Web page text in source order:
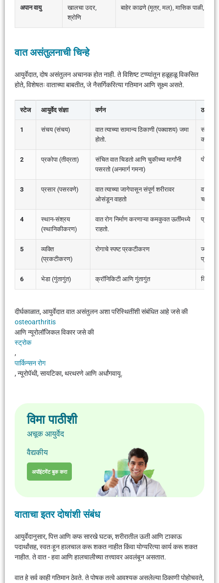
अपान वायु
खालचा उदर,
श्रोणि
बाहेर काढणे (मूत्र, मल), मासिक पाळी,
वात असंतुलनाची चिन्हे
आयुर्वेदात, दोष असंतुलन अचानक होत नाही. ते विशिष्ट टप्प्यांतून हळूहळू विकसित
होते, विशेषतः वाताच्या बाबतीत, जे नैसर्गिकरित्या गतिमान आणि सूक्ष्म असते.
स्टेज आयुर्वेद संज्ञा वर्णन
1 संचय (संचय)
वात त्याच्या सामान्य ठिकाणी (पक्वाशय) जमा
होतो.
सौम्य
2 प्रकोपा (तीव्रता)
संचित वात चिडतो आणि चुकीच्या मार्गांनी
पसरतो (अनमार्ग गमना)
3 प्रसार (पसरवणे)
वात त्याच्या जागेपासून संपूर्ण शरीरावर
ओसंडून वाहतो
वात
चक्कर
4
स्थान-संश्रय
(स्थानिकीकरण)
वात रोग निर्माण करणाऱ्या कमकुवत ऊतींमध्ये
राहतो.
5
व्यक्ति
(प्रकटीकरण)
रोगाचे स्पष्ट प्रकटीकरण
प्रकारे
6 भेडा (गुंतागुंत) क्रॉनिकिटी आणि गुंतागुंत
दीर्घकाळात, आयुर्वेदात वात असंतुलन अशा परिस्थितींशी संबंधित आहे जसे की
osteoarthritis
आणि न्यूरोलॉजिकल विकार जसे की
स्ट्रोक
,
पार्किन्सन रोग
, न्यूरोपॅथी, सायटिका, थरथरणे आणि अर्धांगवायू.
विमा पाठीशी
अचूक आयुर्वेद
वैद्यकीय
अपॉइंटमेंट बुक करा
वाताचा इतर दोषांशी संबंध
आयुर्वेदानुसार, पित्त आणि कफ सारखे घटक, शरीरातील ऊती आणि टाकाऊ
पदार्थांसह, स्वतःहून हालचाल करू शकत नाहीत किंवा योग्यरित्या कार्य करू शकत
नाहीत. ते वात - हवा आणि हालचालीच्या तत्त्वावर अवलंबून असतात.
वात हे सर्व काही गतिमान ठेवते. ते पोषक तत्वे आवश्यक असलेल्या ठिकाणी पोहोचवते,